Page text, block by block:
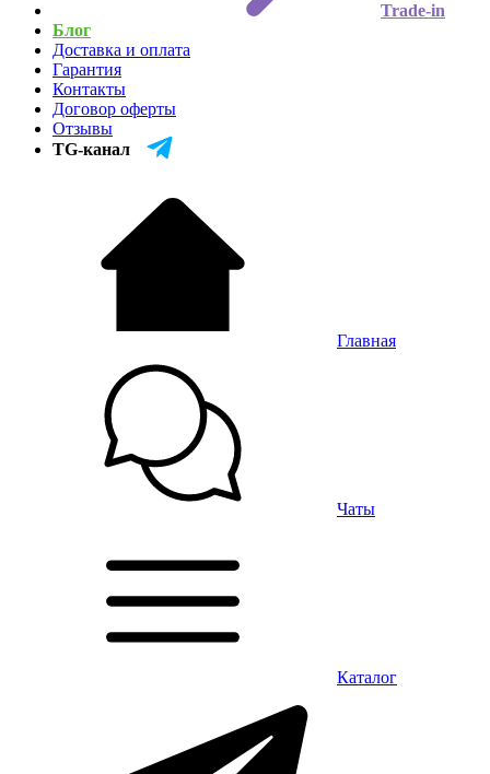
Trade-in
Блог
Доставка и оплата
Гарантия
Контакты
Договор оферты
Отзывы
TG-канал
Главная
Чаты
Каталог